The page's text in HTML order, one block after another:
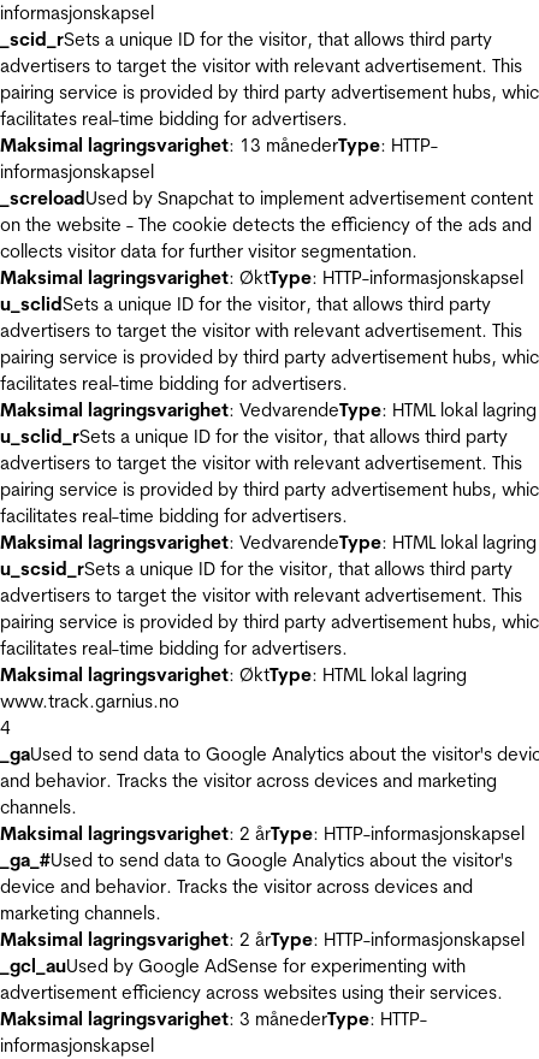
informasjonskapsel
_scid_rSets a unique ID for the visitor, that allows third party
advertisers to target the visitor with relevant advertisement. This
pairing service is provided by third party advertisement hubs,
facilitates real-time bidding for advertisers.
Maksimal lagringsvarighet: 13 månederType: HTTP-
informasjonskapsel
_screloadUsed by Snapchat to implement advertisement content
on the website - The cookie detects the efficiency of the ads and
collects visitor data for further visitor segmentation.
Maksimal lagringsvarighet: ØktType: HTTP-informasjonskapsel
u_sclidSets a unique ID for the visitor, that allows third party
advertisers to target the visitor with relevant advertisement. This
pairing service is provided by third party advertisement hubs,
facilitates real-time bidding for advertisers.
Maksimal lagringsvarighet: VedvarendeType: HTML lokal lagring
u_sclid_rSets a unique ID for the visitor, that allows third party
advertisers to target the visitor with relevant advertisement. This
pairing service is provided by third party advertisement hubs,
facilitates real-time bidding for advertisers.
Maksimal lagringsvarighet: VedvarendeType: HTML lokal lagring
u_scsid_rSets a unique ID for the visitor, that allows third party
advertisers to target the visitor with relevant advertisement. This
pairing service is provided by third party advertisement hubs,
facilitates real-time bidding for advertisers.
Maksimal lagringsvarighet: ØktType: HTML lokal lagring
www.track.garnius.no
4
_gaUsed to send data to Google Analytics about the visitor's
and behavior. Tracks the visitor across devices and marketing
channels.
Maksimal lagringsvarighet: 2 årType: HTTP-informasjonskapsel
_ga_#Used to send data to Google Analytics about the visitor's
device and behavior. Tracks the visitor across devices and
marketing channels.
Maksimal lagringsvarighet: 2 årType: HTTP-informasjonskapsel
_gcl_auUsed by Google AdSense for experimenting with
advertisement efficiency across websites using their services.
Maksimal lagringsvarighet: 3 månederType: HTTP-
informasjonskapsel